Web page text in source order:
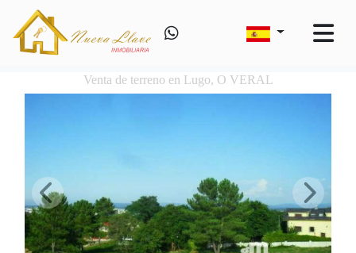
Venta de terreno en Lugo, O VERAL